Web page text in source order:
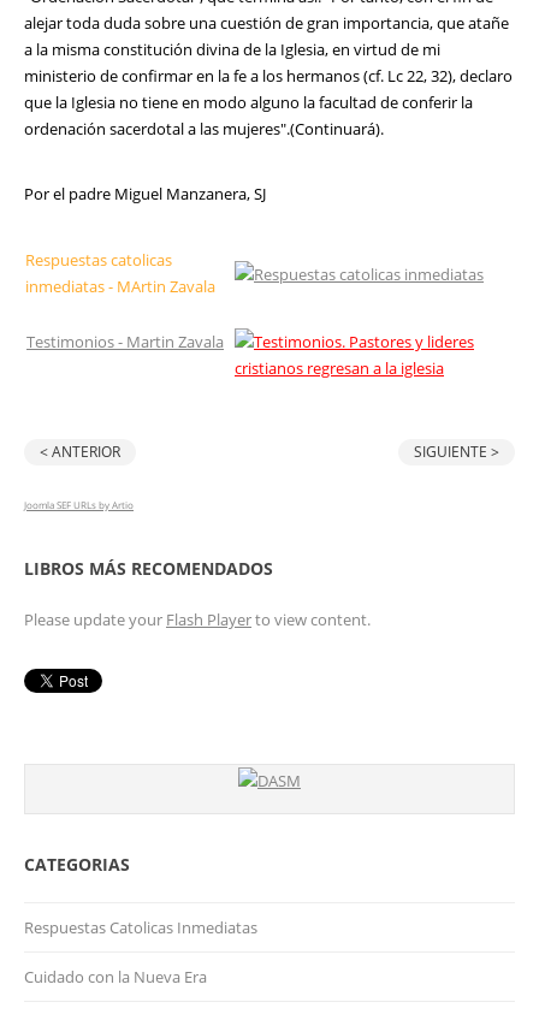
alejar toda duda sobre una cuestión de gran importancia, que atañe
a la misma constitución divina de la Iglesia, en virtud de mi
ministerio de confirmar en la fe a los hermanos (cf. Lc 22, 32), declaro
que la Iglesia no tiene en modo alguno la facultad de conferir la
ordenación sacerdotal a las mujeres".(Continuará).
Por el padre Miguel Manzanera, SJ
Respuestas catolicas
inmediatas - MArtin Zavala
Testimonios - Martin Zavala
< ANTERIOR SIGUIENTE >
Joomla SEF URLs by Artio
LIBROS MÁS RECOMENDADOS
Please update your Flash Playerto view content.
CATEGORIAS
Respuestas Catolicas Inmediatas
Cuidado con la Nueva Era